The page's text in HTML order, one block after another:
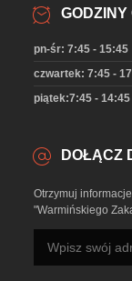
GODZINY
pn-śr: 7:45 - 15:45
czwartek: 7:45 -
piątek:7:45 - 14:45
DOŁĄCZ
Otrzymuj
"Warmińskiego